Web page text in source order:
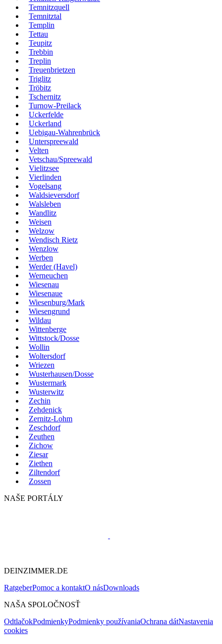
Temnitzquell
Temnitztal
Templin
Tettau
Teupitz
Trebbin
Treplin
Treuenbrietzen
Triglitz
Tröbitz
Tschernitz
Turnow-Preilack
Uckerfelde
Uckerland
Uebigau-Wahrenbrück
Unterspreewald
Velten
Vetschau/Spreewald
Vielitzsee
Vierlinden
Vogelsang
Waldsieversdorf
Walsleben
Wandlitz
Weisen
Welzow
Wendisch Rietz
Wenzlow
Werben
Werder (Havel)
Werneuchen
Wiesenau
Wiesenaue
Wiesenburg/Mark
Wiesengrund
Wildau
Wittenberge
Wittstock/Dosse
Wollin
Woltersdorf
Wriezen
Wusterhausen/Dosse
Wustermark
Wusterwitz
Zechin
Zehdenick
Zernitz-Lohm
Zeschdorf
Zeuthen
Zichow
Ziesar
Ziethen
Ziltendorf
Zossen
NAŠE PORTÁLY
DEINZIMMER.DE
RatgeberPomoc a kontaktO násDownloads
NAŠA SPOLOČNOSŤ
OdtlačokPodmienkyPodmienky používaniaOchrana dátNastavenia
cookies